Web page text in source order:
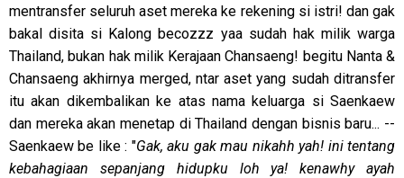
mentransfer seluruh aset mereka ke rekening si istri! dan gak
bakal disita si Kalong becozzz yaa sudah hak milik warga
Thailand, bukan hak milik Kerajaan Chansaeng! begitu Nanta &
Chansaeng akhirnya merged, ntar aset yang sudah ditransfer
itu akan dikembalikan ke atas nama keluarga si Saenkaew
dan mereka akan menetap di Thailand dengan bisnis baru... --
Saenkaew be like : "Gak, aku gak mau nikahh yah! ini tentang
kebahagiaan sepanjang hidupku loh ya! kenawhy ayah